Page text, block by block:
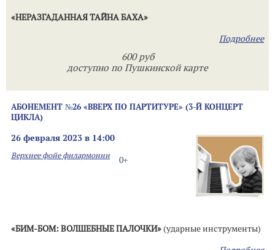
«НЕРАЗГАДАННАЯ ТАЙНА БАХА»
Подробнее
600 руб
доступно по Пушкинской карте
АБОНЕМЕНТ №26 «ВВЕРХ ПО ПАРТИТУРЕ» (3-Й КОНЦЕРТ
ЦИКЛА)
26 февраля 2023 в 14:00
0+
Верхнее фойе филармонии
«БИМ-БОМ: ВОЛШЕБНЫЕ ПАЛОЧКИ»(ударные инструменты)